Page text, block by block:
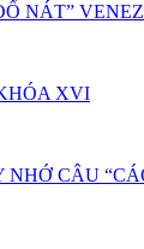
NÁT”
XVI
NHỚ CÂU